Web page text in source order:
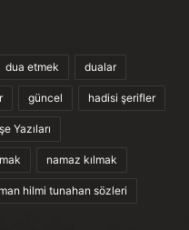
dua etmek dualar
güncel hadisi şerifler
Yazıları
namaz kılmak
hilmi tunahan sözleri